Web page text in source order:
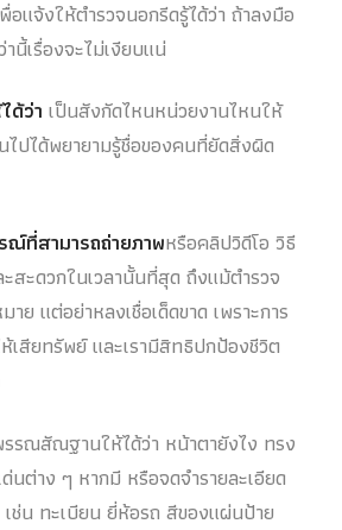
แจ้งให้ตำรวจนอกรีดรู้ได้ว่า ถ้าลงมือ
นี้เรื่องจะไม่เงียบแน่
ด้ว่า เป็นสังกัดไหนหน่วยงานไหนให้
ปได้พยายามรู้ชื่อของคนที่ยัดสิ่งผิด
ที่สามารถถ่ายภาพหรือคลิปวิดีโอ วิธี
สะดวกในเวลานั้นที่สุด ถึงแม้ตำรวจ
ย แต่อย่าหลงเชื่อเด็ดขาด เพราะการ
เสียทรัพย์ และเรามีสิทธิปกป้องชีวิต
รณสัณฐานให้ได้ว่า หน้าตายังไง ทรง
นต่าง ๆ หากมี หรือจดจำรายละเอียด
ช่น ทะเบียน ยี่ห้อรถ สีของแผ่นป้าย